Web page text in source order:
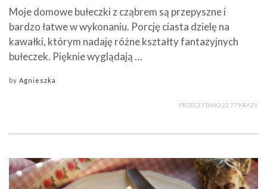
Moje domowe bułeczki z cząbrem są przepyszne i
bardzo łatwe w wykonaniu. Porcję ciasta dzielę na
kawałki, którym nadaję różne kształty fantazyjnych
bułeczek. Pięknie wyglądają …
by Agnieszka
PRZECZYTANO 22 779 RAZY